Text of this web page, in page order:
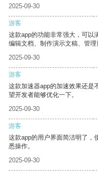
2025-09-30
游客
这款app的功能非常强大，可以
编辑文档、制作演示文稿、管理
2025-09-30
游客
这款加速器app的加速效果还是
望开发者能够优化一下。
2025-09-30
游客
这款app的用户界面简洁明了，
悉操作。
2025-09-30